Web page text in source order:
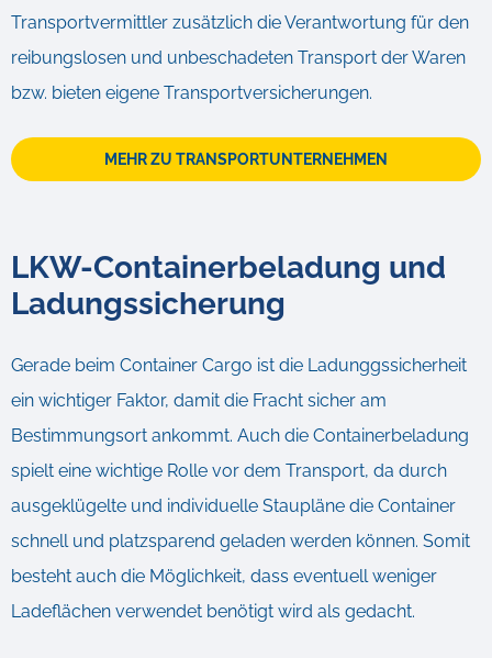
Transportvermittler zusätzlich die Verantwortung für den
reibungslosen und unbeschadeten Transport der Waren
bzw. bieten eigene Transportversicherungen.
MEHR ZU TRANSPORTUNTERNEHMEN
LKW-Containerbeladung und
Ladungssicherung
Gerade beim Container Cargo ist die Ladunggssicherheit
ein wichtiger Faktor, damit die Fracht sicher am
Bestimmungsort ankommt. Auch die Containerbeladung
spielt eine wichtige Rolle vor dem Transport, da durch
ausgeklügelte und individuelle Staupläne die Container
schnell und platzsparend geladen werden können. Somit
besteht auch die Möglichkeit, dass eventuell weniger
Ladeflächen verwendet benötigt wird als gedacht.